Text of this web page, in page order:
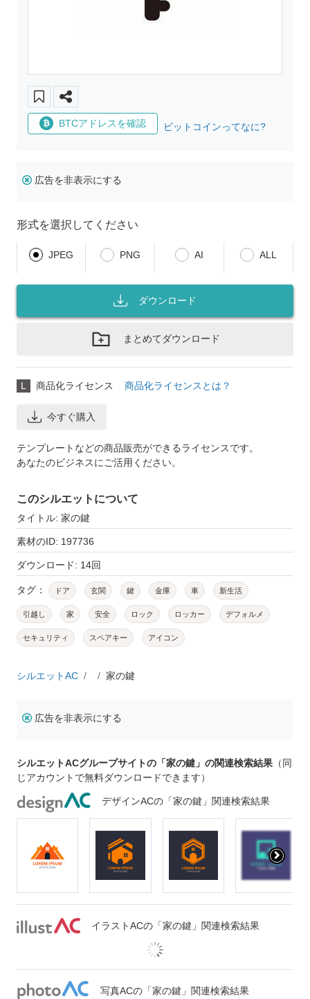
BTCアドレスを確認 ビットコインってなに?
広告を非表示にする
形式を選択してください
JPEG PNG AI ALL
ダウンロード
まとめてダウンロード
L 商品化ライセンス 商品化ライセンスとは？
今すぐ購入
テンプレートなどの商品販売ができるライセンスです。
あなたのビジネスにご活用ください。
このシルエットについて
タイトル: 家の鍵
素材のID: 197736
ダウンロード: 14回
タグ： ドア 玄関 鍵 金庫 車 新生活
引越し 家 安全 ロック ロッカー デフォルメ
セキュリティ スペアキー アイコン
シルエットAC 家の鍵
広告を非表示にする
シルエットACグループサイトの「家の鍵」の関連検索結果 （同
じアカウントで無料ダウンロードできます）
デザインACの「家の鍵」関連検索結果
イラストACの「家の鍵」関連検索結果
写真ACの「家の鍵」関連検索結果